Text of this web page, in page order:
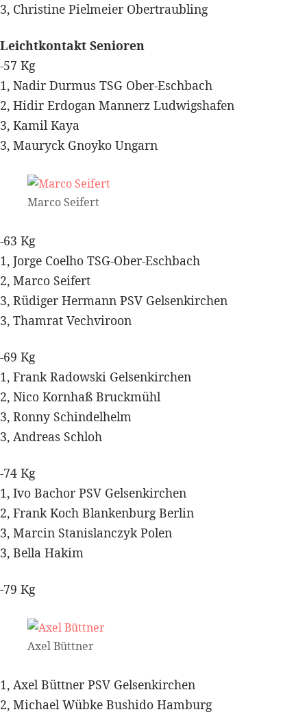
3, Christine Pielmeier Obertraubling
Leichtkontakt Senioren
-57 Kg
1, Nadir Durmus TSG Ober-Eschbach
2, Hidir Erdogan Mannerz Ludwigshafen
3, Kamil Kaya
3, Mauryck Gnoyko Ungarn
Marco Seifert
-63 Kg
1, Jorge Coelho TSG-Ober-Eschbach
2, Marco Seifert
3, Rüdiger Hermann PSV Gelsenkirchen
3, Thamrat Vechviroon
-69 Kg
1, Frank Radowski Gelsenkirchen
2, Nico Kornhaß Bruckmühl
3, Ronny Schindelhelm
3, Andreas Schloh
-74 Kg
1, Ivo Bachor PSV Gelsenkirchen
2, Frank Koch Blankenburg Berlin
3, Marcin Stanislanczyk Polen
3, Bella Hakim
-79 Kg
Axel Büttner
1, Axel Büttner PSV Gelsenkirchen
2, Michael Wübke Bushido Hamburg